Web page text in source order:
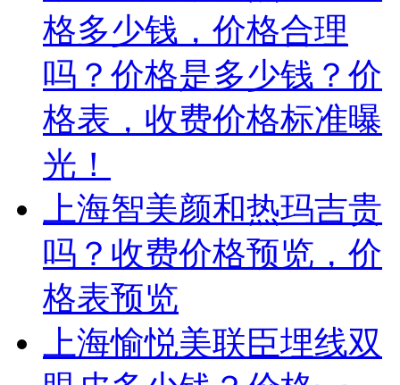
格多少钱，价格合理
吗？价格是多少钱？价
格表，收费价格标准曝
光！
上海智美颜和热玛吉贵
吗？收费价格预览，价
格表预览
上海愉悦美联臣埋线双